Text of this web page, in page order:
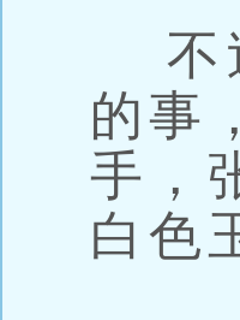
不
的事
手，
白色